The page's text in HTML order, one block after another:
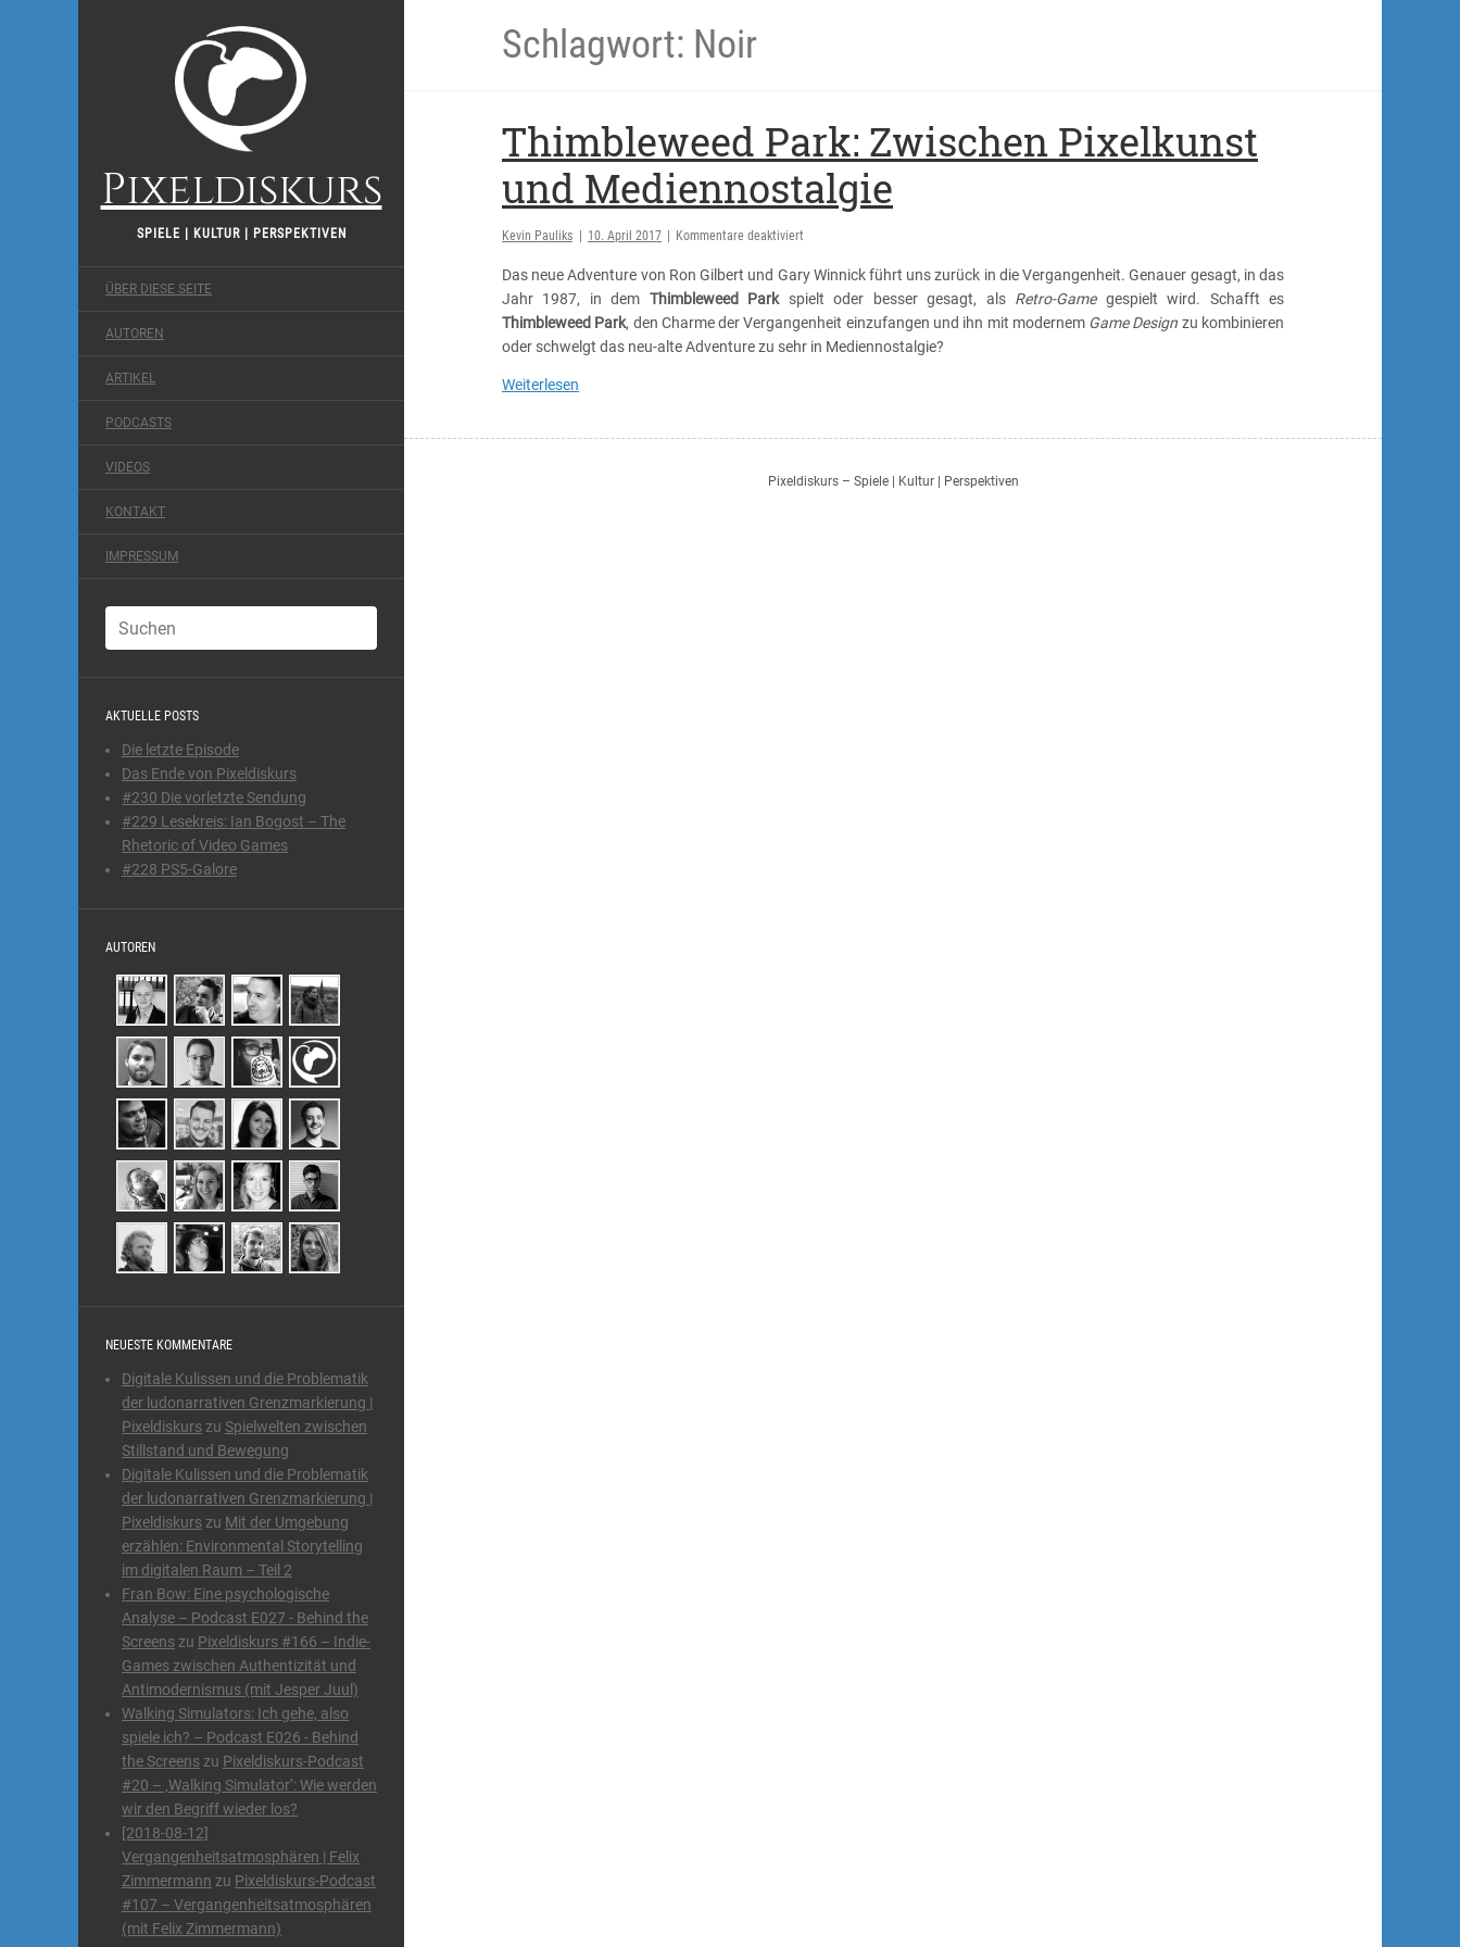
Pixeldiskurs
SPIELE | KULTUR | PERSPEKTIVEN
ÜBER DIESE SEITE
AUTOREN
ARTIKEL
PODCASTS
VIDEOS
KONTAKT
IMPRESSUM
AKTUELLE POSTS
Die letzte Episode
Das Ende von Pixeldiskurs
#230 Die vorletzte Sendung
#229 Lesekreis: Ian Bogost – The
Rhetoric of Video Games
#228 PS5-Galore
AUTOREN
NEUESTE KOMMENTARE
Digitale Kulissen und die Problematik
der ludonarrativen Grenzmarkierung |
Pixeldiskurs zu Spielwelten zwischen
Stillstand und Bewegung
Digitale Kulissen und die Problematik
der ludonarrativen Grenzmarkierung |
Pixeldiskurs zu Mit der Umgebung
erzählen: Environmental Storytelling
im digitalen Raum – Teil 2
Fran Bow: Eine psychologische
Analyse – Podcast E027 - Behind the
Screens zu Pixeldiskurs #166 – Indie-
Games zwischen Authentizität und
Antimodernismus (mit Jesper Juul)
Walking Simulators: Ich gehe, also
spiele ich? – Podcast E026 - Behind
the Screens zu Pixeldiskurs-Podcast
#20 – ‚Walking Simulator‘: Wie werden
wir den Begriff wieder los?
[2018-08-12]
Vergangenheitsatmosphären | Felix
Zimmermann zu Pixeldiskurs-Podcast
#107 – Vergangenheitsatmosphären
(mit Felix Zimmermann)
Schlagwort: Noir
Thimbleweed Park: Zwischen Pixelkunst
und Mediennostalgie
Kevin Pauliks 10. April 2017 Kommentare deaktiviert
Park:
Zwischen
Pixelkunst
und
Das neue Adventure von Ron Gilbert und Gary Winnick führt uns zurück in die Vergangenheit. Genauer gesagt, in das
Jahr 1987, in dem Thimbleweed Parkspielt oder besser gesagt, als Retro-Game gespielt wird. Schafft es
Thimbleweed Park, den Charme der Vergangenheit einzufangen und ihn mit modernem Game Design zu kombinieren
oder schwelgt das neu-alte Adventure zu sehr in Mediennostalgie?
Weiterlesen
Pixeldiskurs – Spiele | Kultur | Perspektiven